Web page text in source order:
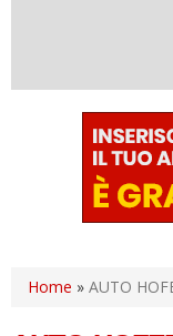
Home » AUTO